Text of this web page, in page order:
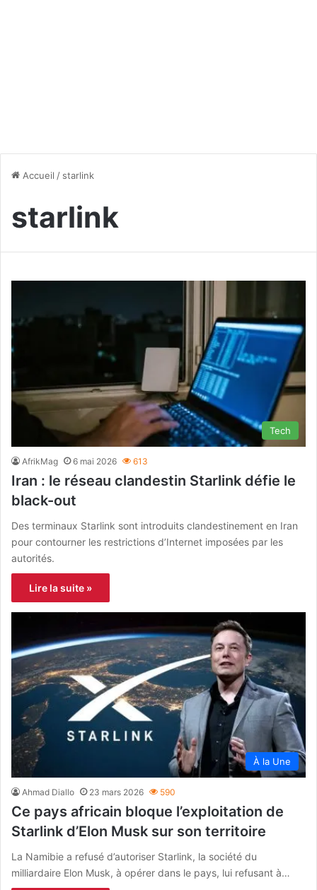
Accueil / starlink
starlink
Tech
AfrikMag 6 mai 2026 613
Iran : le réseau clandestin Starlink défie le
black-out
Des terminaux Starlink sont introduits clandestinement en Iran
pour contourner les restrictions d’Internet imposées par les
autorités.
Lire la suite »
À la Une
Ahmad Diallo 23 mars 2026 590
Ce pays africain bloque l’exploitation de
Starlink d’Elon Musk sur son territoire
La Namibie a refusé d’autoriser Starlink, la société du
milliardaire Elon Musk, à opérer dans le pays, lui refusant à…